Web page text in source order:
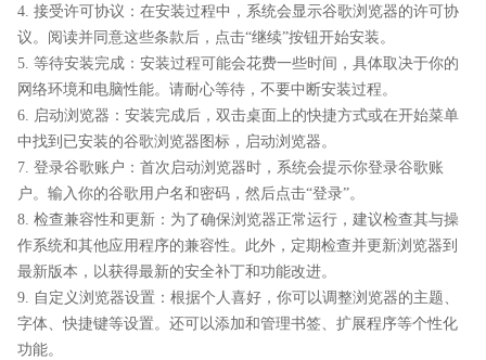
4. 接受许可协议：在安装过程中，系统会显示谷歌浏览器的许可协
议。阅读并同意这些条款后，点击“继续”按钮开始安装。
5. 等待安装完成：安装过程可能会花费一些时间，具体取决于你的
网络环境和电脑性能。请耐心等待，不要中断安装过程。
6. 启动浏览器：安装完成后，双击桌面上的快捷方式或在开始菜单
中找到已安装的谷歌浏览器图标，启动浏览器。
7. 登录谷歌账户：首次启动浏览器时，系统会提示你登录谷歌账
户。输入你的谷歌用户名和密码，然后点击“登录”。
8. 检查兼容性和更新：为了确保浏览器正常运行，建议检查其与操
作系统和其他应用程序的兼容性。此外，定期检查并更新浏览器到
最新版本，以获得最新的安全补丁和功能改进。
9. 自定义浏览器设置：根据个人喜好，你可以调整浏览器的主题、
字体、快捷键等设置。还可以添加和管理书签、扩展程序等个性化
功能。